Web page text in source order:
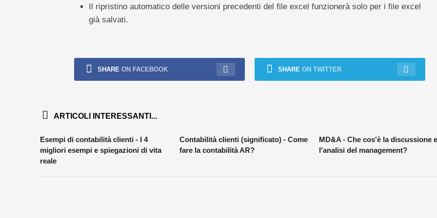
Il ripristino automatico delle versioni precedenti del file excel funzionerà solo per i file excel
già salvati.
SHARE ON FACEBOOK SHARE ON TWITTER
ARTICOLI INTERESSANTI...
Esempi di contabilità clienti - I 4
migliori esempi e spiegazioni di vita
reale
Contabilità clienti (significato) - Come
fare la contabilità AR?
MD&A - Che cos'è la discussione
l'analisi del management?